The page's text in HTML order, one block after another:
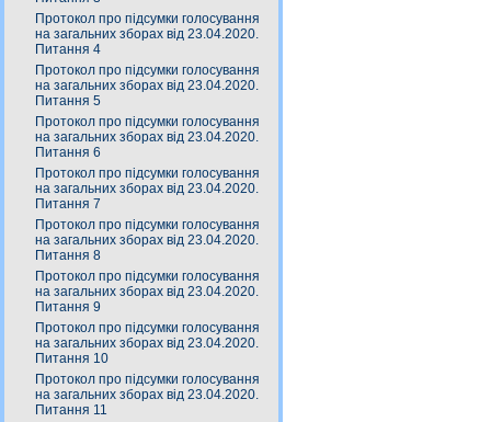
Протокол про підсумки голосування
на загальних зборах від 23.04.2020.
Питання 4
Протокол про підсумки голосування
на загальних зборах від 23.04.2020.
Питання 5
Протокол про підсумки голосування
на загальних зборах від 23.04.2020.
Питання 6
Протокол про підсумки голосування
на загальних зборах від 23.04.2020.
Питання 7
Протокол про підсумки голосування
на загальних зборах від 23.04.2020.
Питання 8
Протокол про підсумки голосування
на загальних зборах від 23.04.2020.
Питання 9
Протокол про підсумки голосування
на загальних зборах від 23.04.2020.
Питання 10
Протокол про підсумки голосування
на загальних зборах від 23.04.2020.
Питання 11